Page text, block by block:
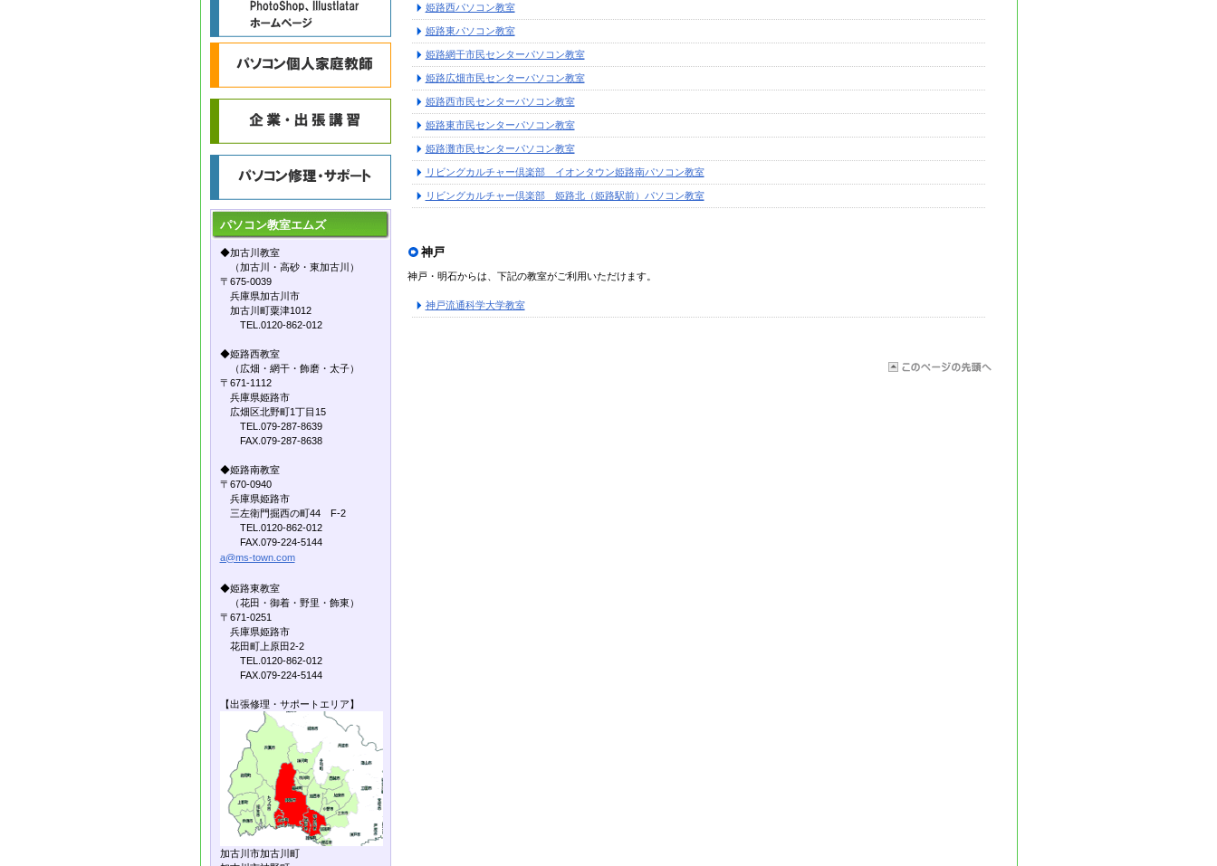
姫路西パソコン教室
姫路東パソコン教室
姫路網干市民センターパソコン教室
姫路広畑市民センターパソコン教室
姫路西市民センターパソコン教室
姫路東市民センターパソコン教室
姫路灘市民センターパソコン教室
リビングカルチャー倶楽部 イオンタウン姫路南パソコン教室
リビングカルチャー倶楽部 姫路北（姫路駅前）パソコン教室
神戸
神戸・明石からは、下記の教室がご利用いただけます。
神戸流通科学大学教室
パソコン教室エムズ
◆加古川教室
（加古川・高砂・東加古川）
〒675-0039
兵庫県加古川市
加古川町粟津1012
TEL.0120-862-012
◆姫路西教室
（広畑・網干・飾磨・太子）
〒671-1112
兵庫県姫路市
広畑区北野町1丁目15
TEL.079-287-8639
FAX.079-287-8638
◆姫路南教室
〒670-0940
兵庫県姫路市
三左衛門掘西の町44 F-2
TEL.0120-862-012
FAX.079-224-5144
a@ms-town.com
◆姫路東教室
（花田・御着・野里・飾東）
〒671-0251
兵庫県姫路市
花田町上原田2-2
TEL.0120-862-012
FAX.079-224-5144
【出張修理・サポートエリア】
加古川市加古川町